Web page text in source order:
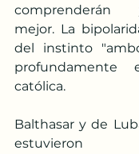
comprenderán
mejor. La
del instinto
católica.
Balthasar y de
estuvieron